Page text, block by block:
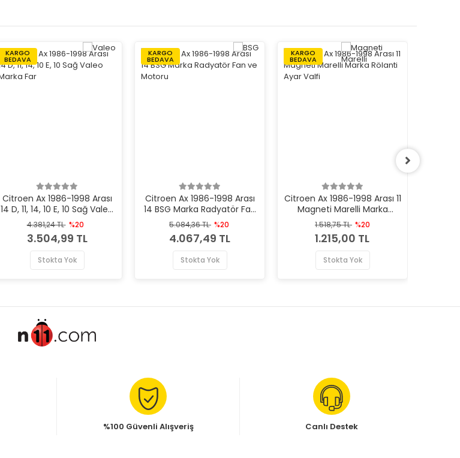
KARGO
BEDAVA
Citroen Ax 1986-1998 Arası
14 D, 11, 14, 10 E, 10 Sağ Valeo
Marka Far
4.381,24 TL %20
3.504,99 TL
Stokta Yok
KARGO
BEDAVA
Citroen Ax 1986-1998 Arası
14 BSG Marka Radyatör Fan
ve Motoru
5.084,36 TL %20
4.067,49 TL
Stokta Yok
KARGO
BEDAVA
Citroen Ax 1986-1998 Arası 11
Magneti Marelli Marka
Rölanti Ayar Valfi
1.518,75 TL %20
1.215,00 TL
Stokta Yok
%100 Güvenli Alışveriş Canlı Destek